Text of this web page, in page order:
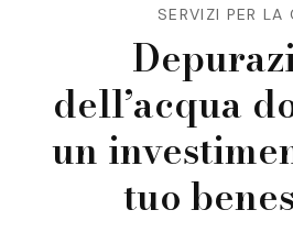
SERVIZI PER LA
dell’acqua
un
tuo